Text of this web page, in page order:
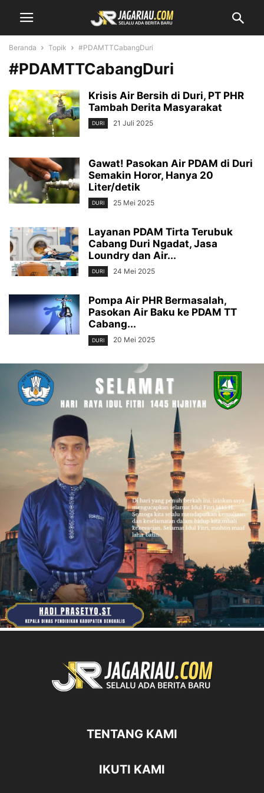
Beranda Topik #PDAMTTCabangDuri
#PDAMTTCabangDuri
Krisis Air Bersih di Duri, PT PHR
Tambah Derita Masyarakat
DURI 21 Juli 2025
Gawat! Pasokan Air PDAM di Duri
Semakin Horor, Hanya 20
Liter/detik
DURI 25 Mei 2025
Layanan PDAM Tirta Terubuk
Cabang Duri Ngadat, Jasa
Loundry dan Air...
DURI 24 Mei 2025
Pompa Air PHR Bermasalah,
Pasokan Air Baku ke PDAM TT
Cabang...
DURI 20 Mei 2025
TENTANG KAMI
IKUTI KAMI